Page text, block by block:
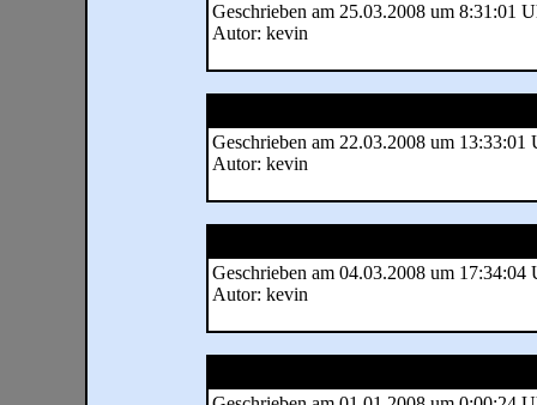
Geschrieben am 25.03.2008 um 8:31:01
Autor: kevin
Geschrieben am 22.03.2008 um 13:33:01
Autor: kevin
Geschrieben am 04.03.2008 um 17:34:04
Autor: kevin